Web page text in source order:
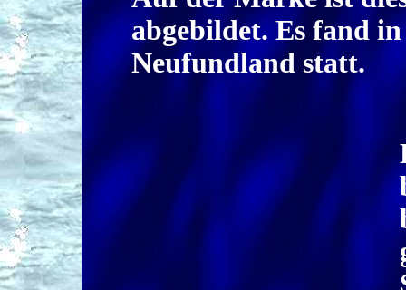
abgebildet. Es fand
Neufundland statt.